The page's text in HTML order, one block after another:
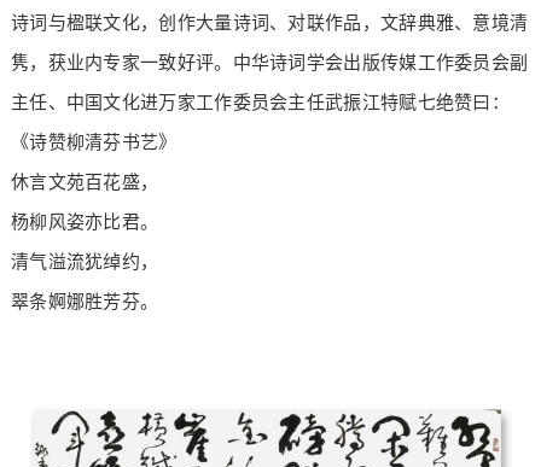
诗词与楹联文化，创作大量诗词、对联作品，文辞典雅、意境清
隽，获业内专家一致好评。中华诗词学会出版传媒工作委员会副
主任、中国文化进万家工作委员会主任武振江特赋七绝赞曰：
《诗赞柳清芬书艺》
休言文苑百花盛，
杨柳风姿亦比君。
清气溢流犹绰约，
翠条婀娜胜芳芬。